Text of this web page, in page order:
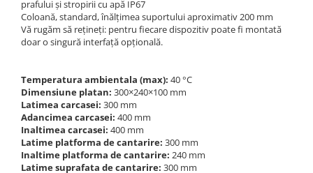
prafului și stropirii cu apă IP67
Coloană, standard, înălțimea suportului aproximativ 200 mm
Vă rugăm să rețineți: pentru fiecare dispozitiv poate fi montată
doar o singură interfață opțională.
Temperatura ambientala (max): 40 °C
Dimensiune platan: 300×240×100 mm
Latimea carcasei: 300 mm
Adancimea carcasei: 400 mm
Inaltimea carcasei: 400 mm
Latime platforma de cantarire: 300 mm
Inaltime platforma de cantarire: 240 mm
Latime suprafata de cantarire: 300 mm